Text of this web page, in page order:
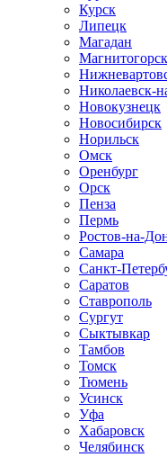
Курск
Липецк
Магадан
Магнитогорск
Николаевск-
Новокузнецк
Новосибирск
Норильск
Омск
Оренбург
Орск
Пенза
Пермь
Ростов-на-
Самара
Санкт-
Саратов
Ставрополь
Сургут
Сыктывкар
Тамбов
Томск
Тюмень
Усинск
Уфа
Хабаровск
Челябинск